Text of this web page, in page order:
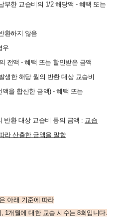
한 교습비의 1/2 해당액 - 혜택 또는
하지 않음
우
액 - 혜택 또는 할인받은 금액
한 해당 월의 반환 대상 교습비
을 합산한 금액) - 혜택 또는
환 대상 교습비 등의 금액 : 교습
라 산출한 금액을 말함
아래 기준에 따라
1개월에 대한 교습 시수는 8회입니다.